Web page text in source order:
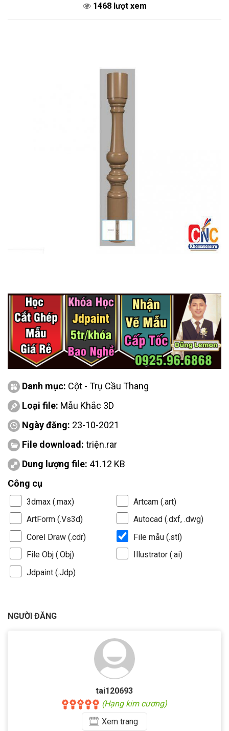
1468 lượt xem
Danh mục: Cột - Trụ Cầu Thang
Loại file: Mẫu Khắc 3D
Ngày đăng: 23-10-2021
File download: triện.rar
Dung lượng file: 41.12 KB
Công cụ
3dmax (.max)
Artcam (.art)
ArtForm (.Vs3d)
Autocad (.dxf, .dwg)
Corel Draw (.cdr)
File mẫu (.stl)
File Obj (.Obj)
Illustrator (.ai)
Jdpaint (.Jdp)
NGƯỜI ĐĂNG
tai120693
(Hạng kim cương)
Xemtrang